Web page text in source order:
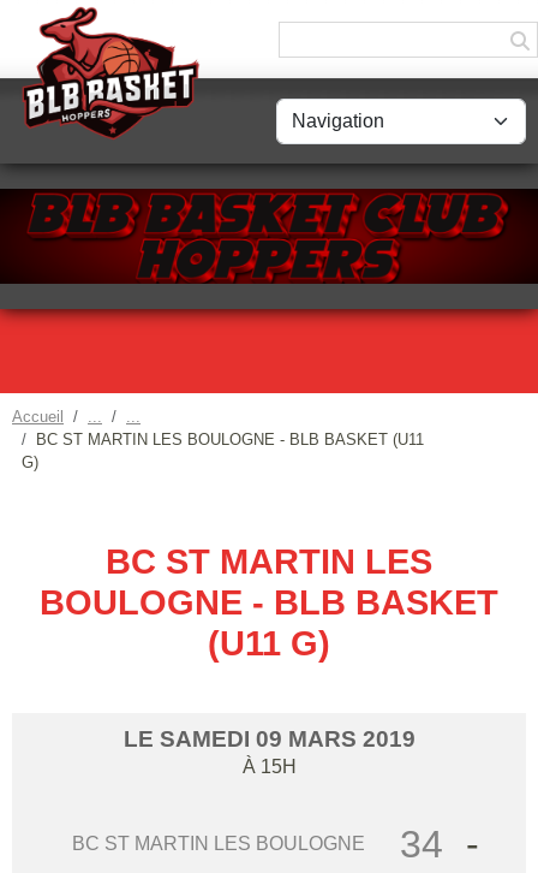
Accueil
BC ST MARTIN LES BOULOGNE - BLB BASKET (U11
G)
BC ST MARTIN LES
BOULOGNE - BLB BASKET
(U11 G)
LE SAMEDI 09 MARS 2019
À 15H
BC ST MARTIN LES BOULOGNE 34 -
Panneau de gestion des cookies